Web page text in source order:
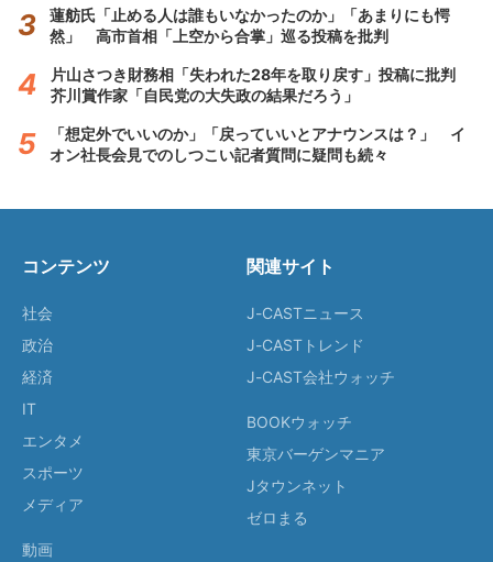
蓮舫氏「止める人は誰もいなかったのか」「あまりにも愕
然」 高市首相「上空から合掌」巡る投稿を批判
片山さつき財務相「失われた28年を取り戻す」投稿に批判
芥川賞作家「自民党の大失政の結果だろう」
「想定外でいいのか」「戻っていいとアナウンスは？」 イ
オン社長会見でのしつこい記者質問に疑問も続々
コンテンツ
社会
政治
経済
IT
エンタメ
スポーツ
メディア
動画
関連サイト
J-CASTニュース
J-CASTトレンド
J-CAST会社ウォッチ
BOOKウォッチ
東京バーゲンマニア
Jタウンネット
ゼロまる